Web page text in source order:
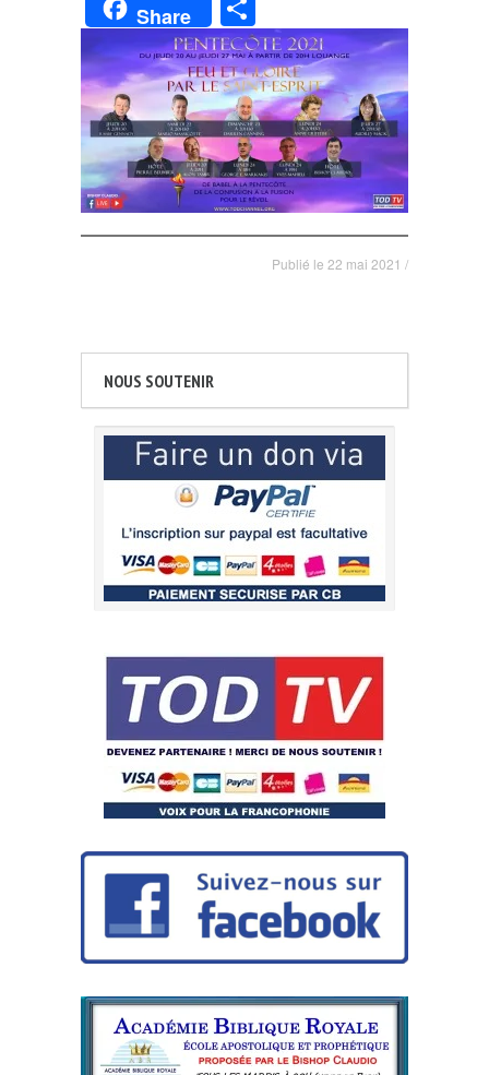
Share
Publié le 22 mai 2021 /
NOUS SOUTENIR